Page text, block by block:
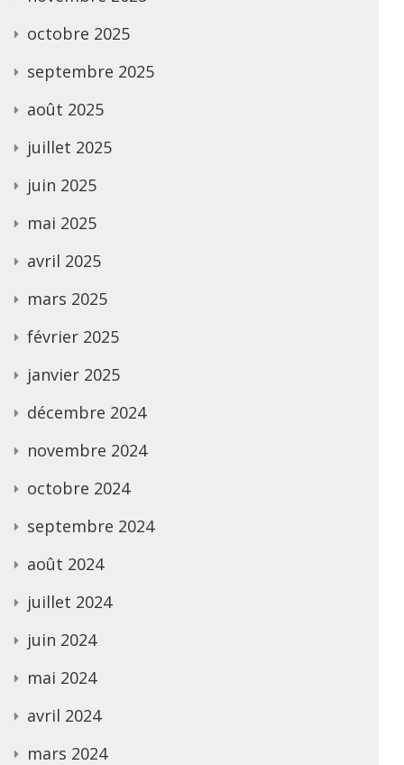
octobre 2025
septembre 2025
août 2025
juillet 2025
juin 2025
mai 2025
avril 2025
mars 2025
février 2025
janvier 2025
décembre 2024
novembre 2024
octobre 2024
septembre 2024
août 2024
juillet 2024
juin 2024
mai 2024
avril 2024
mars 2024